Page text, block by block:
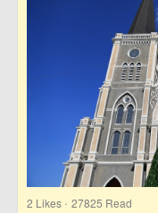
2 Likes · 27825 Read